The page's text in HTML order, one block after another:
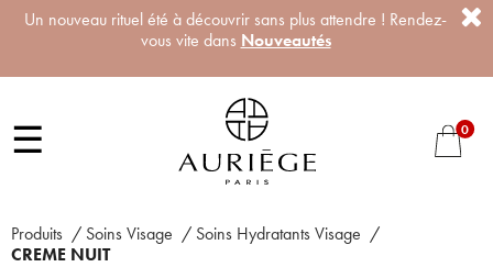
Un nouveau rituel été à découvrir sans plus attendre ! Rendez-
vous vite dans Nouveautés
☰ 0
Produits / Soins Visage / Soins Hydratants Visage /
CREME NUIT